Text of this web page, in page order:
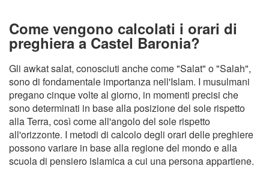
Come vengono calcolati i orari di
preghiera a Castel Baronia?
Gli awkat salat, conosciuti anche come "Salat" o "Salah",
sono di fondamentale importanza nell'Islam. I musulmani
pregano cinque volte al giorno, in momenti precisi che
sono determinati in base alla posizione del sole rispetto
alla Terra, così come all'angolo del sole rispetto
all'orizzonte. I metodi di calcolo degli orari delle preghiere
possono variare in base alla regione del mondo e alla
scuola di pensiero islamica a cui una persona appartiene.